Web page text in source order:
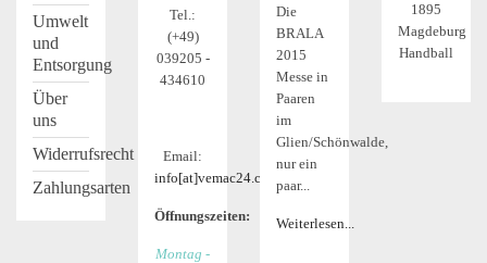
Umwelt
und
Entsorgung
Über
uns
Widerrufsrecht
Zahlungsarten
Tel.:
(+49)
039205 -
434610
Email:
info[at]vemac24.com
Öffnungszeiten:
Montag -
Die
BRALA
2015
Messe in
Paaren
im
Glien/Schönwalde,
nur ein
paar...
Weiterlesen...
1895
Magdeburg
Handball